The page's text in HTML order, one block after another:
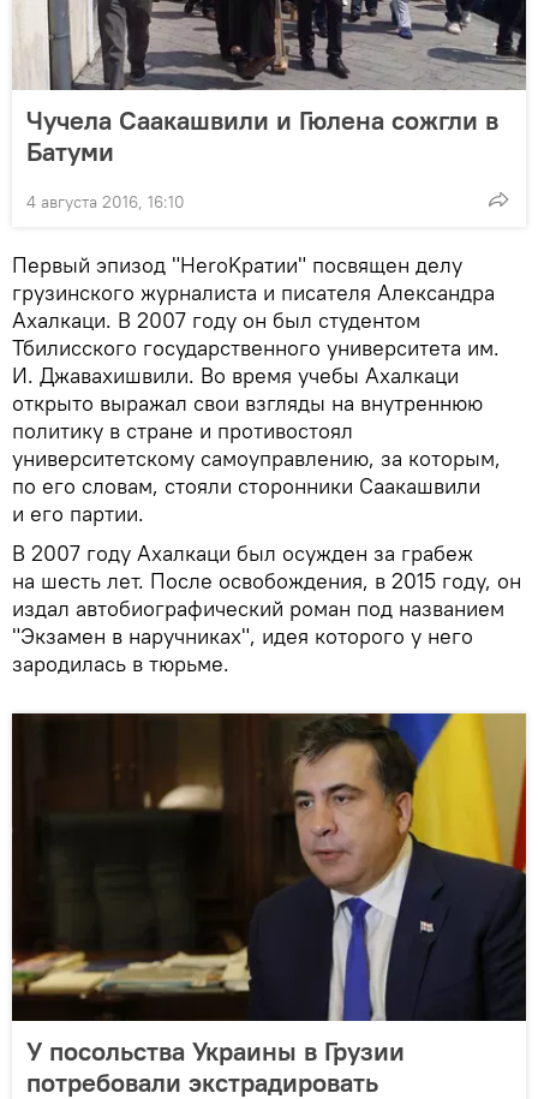
Чучела Саакашвили и Гюлена сожгли в
Батуми
4 августа 2016, 16:10
Первый эпизод "HeroKратии" посвящен делу
грузинского журналиста и писателя Александра
Ахалкаци. В 2007 году он был студентом
Тбилисского государственного университета им.
И. Джавахишвили. Во время учебы Ахалкаци
открыто выражал свои взгляды на внутреннюю
политику в стране и противостоял
университетскому самоуправлению, за которым,
по его словам, стояли сторонники Саакашвили
и его партии.
В 2007 году Ахалкаци был осужден за грабеж
на шесть лет. После освобождения, в 2015 году, он
издал автобиографический роман под названием
"Экзамен в наручниках", идея которого у него
зародилась в тюрьме.
У посольства Украины в Грузии
потребовали экстрадировать